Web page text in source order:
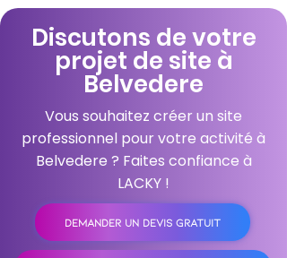
Discutons de votre
projet de site à
Belvedere
Vous souhaitez créer un site
professionnel pour votre activité à
Belvedere ? Faites confiance à
LACKY !
DEMANDER UN DEVIS GRATUIT